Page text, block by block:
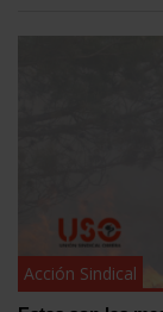
Acción Sindical